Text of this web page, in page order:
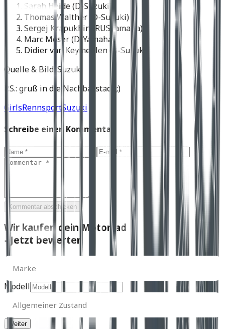
Sarah Heide (D-Suzuki)
Thomas Walther (D-Suzuki)
Sergej Krapukhin (RUSYamaha)
Marc Moser (D-Yamaha)
Didier van Keymeulen (B-Suzuki)
Quelle & Bild: Suzuki
P.S.: gruß in die Nachbarstadt ;)
GirlsRennsportSuzuki
Schreibe einen Kommentar
Kommentar abschicken
Wir kaufen dein Motorrad
- Jetzt bewerten
Marke
Marke
Modell
Zustand
Allgemeiner Zustand